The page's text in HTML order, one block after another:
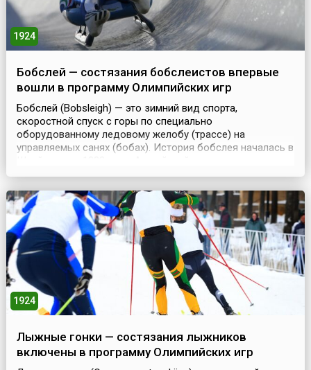
1924
Бобслей — состязания бобслеистов впервые
вошли в программу Олимпийских игр
Бобслей (Bobsleigh) — это зимний вид спорта,
скоростной спуск с горы по специально
оборудованному ледовому желобу (трассе) на
управляемых санях (бобах). История бобслея началась в
Уилсон Смит, решив скатиться по горному склону в
помощи доски и, сам того не ведая, изобрел новый вид
спорта. Шве...
1924
Лыжные гонки — состязания лыжников
включены в программу Олимпийских игр